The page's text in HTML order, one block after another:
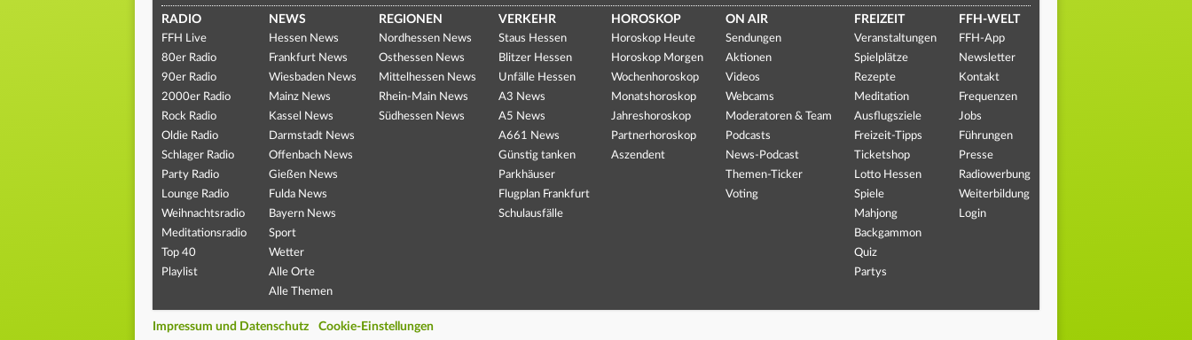
RADIO
FFH Live
80er Radio
90er Radio
2000er Radio
Rock Radio
Oldie Radio
Schlager Radio
Party Radio
Lounge Radio
Weihnachtsradio
Meditationsradio
Top 40
Playlist
NEWS
Hessen News
Frankfurt News
Wiesbaden News
Mainz News
Kassel News
Darmstadt News
Offenbach News
Gießen News
Fulda News
Bayern News
Sport
Wetter
Alle Orte
Alle Themen
REGIONEN
Nordhessen News
Osthessen News
Mittelhessen News
Rhein-Main News
Südhessen News
VERKEHR
Staus Hessen
Blitzer Hessen
Unfälle Hessen
A3 News
A5 News
A661 News
Günstig tanken
Parkhäuser
Flugplan Frankfurt
Schulausfälle
HOROSKOP
Horoskop Heute
Horoskop Morgen
Wochenhoroskop
Monatshoroskop
Jahreshoroskop
Partnerhoroskop
Aszendent
ON AIR
Sendungen
Aktionen
Videos
Webcams
Moderatoren & Team
Podcasts
News-Podcast
Themen-Ticker
Voting
FREIZEIT
Veranstaltungen
Spielplätze
Rezepte
Meditation
Ausflugsziele
Freizeit-Tipps
Ticketshop
Lotto Hessen
Spiele
Mahjong
Backgammon
Quiz
Partys
FFH-WELT
FFH-App
Newsletter
Kontakt
Frequenzen
Jobs
Führungen
Presse
Radiowerbung
Weiterbildung
Login
Impressum und Datenschutz Cookie-Einstellungen